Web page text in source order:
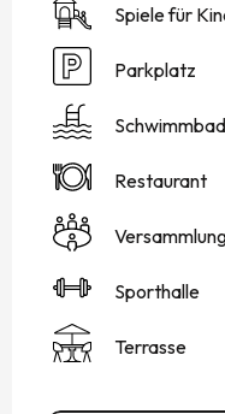
Spiele für
Parkplatz
Schwimmbad
Restaurant
Sporthalle
Terrasse